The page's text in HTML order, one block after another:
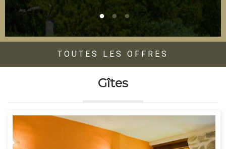
TOUTES LES OFFRES
Gîtes